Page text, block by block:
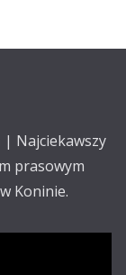
| Najciekawszy
prasowym
Koninie.